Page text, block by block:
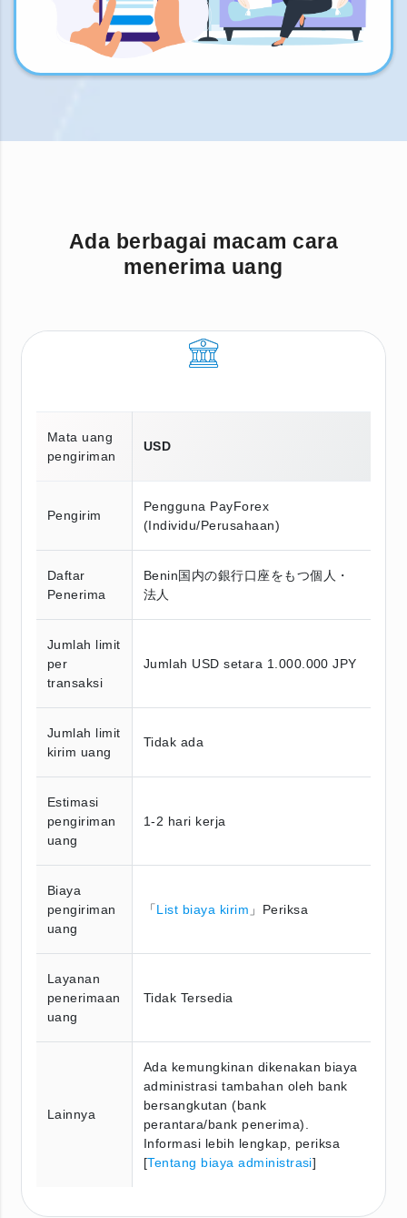
Ada berbagai macam cara
menerima uang
Mata uang
pengiriman
USD
Pengirim
Pengguna PayForex
(Individu/Perusahaan)
Daftar
Penerima
Benin国内の銀行口座をもつ個人・
法人
Jumlah limit
per
transaksi
Jumlah USD setara 1.000.000 JPY
Jumlah limit
kirim uang
Tidak ada
Estimasi
pengiriman
uang
1-2 hari kerja
Biaya
pengiriman
uang
「List biaya kirim 」Periksa
Layanan
penerimaan
uang
Tidak Tersedia
Lainnya
Ada kemungkinan dikenakan biaya
administrasi tambahan oleh bank
bersangkutan (bank
perantara/bank penerima).
Informasi lebih lengkap, periksa
[Tentang biaya administrasi]